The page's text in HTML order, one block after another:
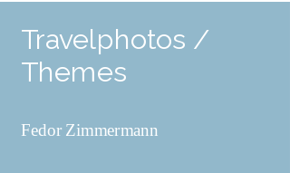
Travelphotos /
Themes
Fedor Zimmermann